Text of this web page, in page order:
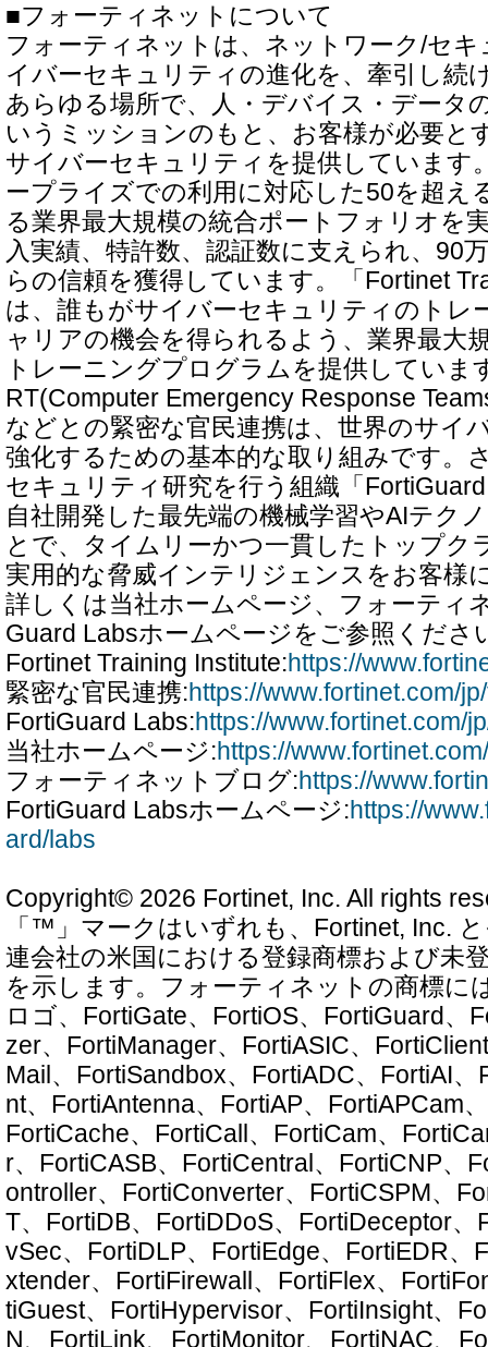
■フォーティネットについて
フォーティネットは、ネットワーク/セ
イバーセキュリティの進化を、牽引し続
あらゆる場所で、人・デバイス・データ
いうミッションのもと、お客様が必要と
サイバーセキュリティを提供しています
ープライズでの利用に対応した50を超え
る業界最大規模の統合ポートフォリオを
入実績、特許数、認証数に支えられ、90
らの信頼を獲得しています。「Fortinet
は、誰もがサイバーセキュリティのトレ
ャリアの機会を得られるよう、業界最大
トレーニングプログラムを提供していま
RT(Computer Emergency Response
などとの緊密な官民連携は、世界のサイ
強化するための基本的な取り組みです。
セキュリティ研究を行う組織「
自社開発した最先端の機械学習やAIテク
とで、タイムリーかつ一貫したトップク
実用的な脅威インテリジェンスをお客様
詳しくは当社ホームページ、フォーティ
Guard Labsホームページをご参照くださ
Fortinet Training Institute:https://
緊密な官民連携:https://www.fortinet.com/
FortiGuard Labs:https://www.fortinet.com/
当社ホームページ:https://
フォーティネットブログ:https://
FortiGuard Labsホームページ:https://
ard/labs
Copyright© 2026 Fortinet, Inc. All rights
「™」マークはいずれも、Fortinet, Inc.
連会社の米国における登録商標および未
を示します。フォーティネットの商標に
ロゴ、FortiGate、FortiOS、FortiGuard、
zer、FortiManager、FortiASIC、
Mail、FortiSandbox、FortiADC、FortiAI
nt、FortiAntenna、FortiAP、FortiAPCam
FortiCache、FortiCall、FortiCam、
r、FortiCASB、FortiCentral、FortiCNP、
ontroller、FortiConverter、FortiCSPM、
T、FortiDB、FortiDDoS、FortiDeceptor
vSec、FortiDLP、FortiEdge、FortiEDR、
xtender、FortiFirewall、FortiFlex、
tiGuest、FortiHypervisor、FortiInsight、
N、FortiLink、FortiMonitor、FortiNAC、